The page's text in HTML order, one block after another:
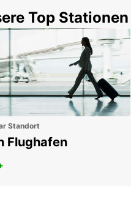
Top
Standort
Flughafen